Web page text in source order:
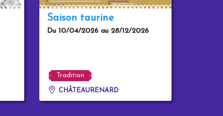
Saison taurine
Du 10/04/2026 au 28/12/2026
Tradition
CHÂTEAURENARD